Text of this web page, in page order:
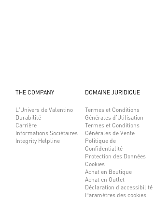
THE COMPANY
L'Univers de Valentino
Durabilité
Carrière
Informations Sociétaires
Integrity Helpline
DOMAINE JURIDIQUE
Termes et Conditions
Générales d'Utilisation
Termes et Conditions
Générales de Vente
Politique de
Confidentialité
Protection des Données
Cookies
Achat en Boutique
Achat en Outlet
Déclaration d'accessibilité
Paramètres des cookies